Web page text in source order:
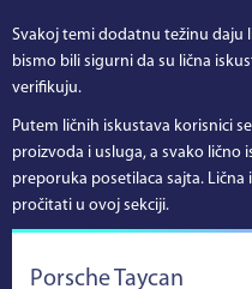
Svakoj temi dodatnu težinu daju
bismo bili sigurni da su lična
verifikuju.
Putem ličnih iskustava korisnici
proizvoda i usluga, a svako lično
preporuka posetilaca sajta.
pročitati u ovoj sekciji.
Porsche Taycan